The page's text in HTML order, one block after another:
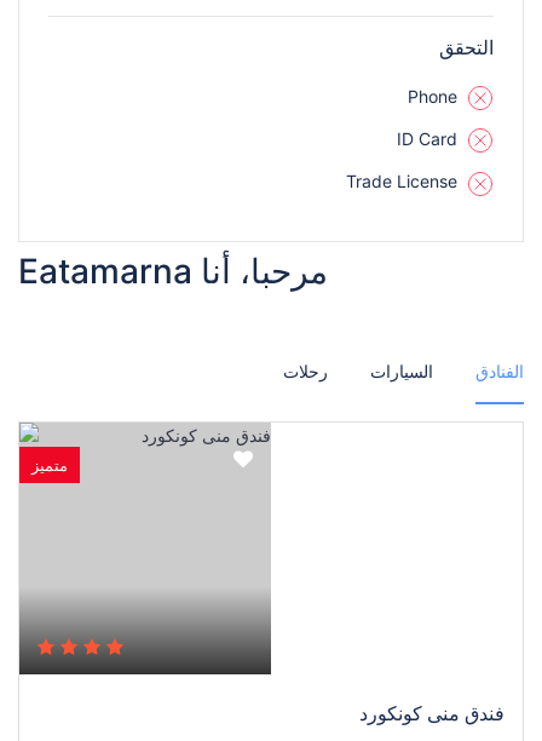
التحقق
Phone
ID Card
Trade License
مرحبا، أنا Eatamarna
الفنادق السيارات رحلات
متميز
فندق منى كونكورد